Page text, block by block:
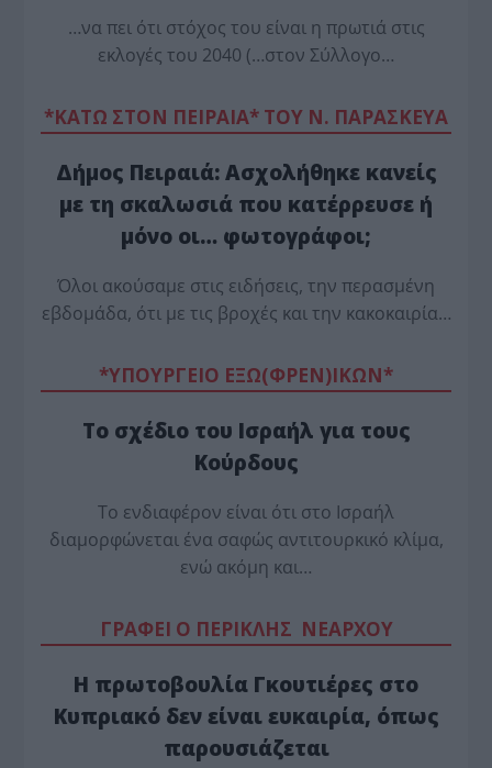
…να πει ότι στόχος του είναι η πρωτιά στις
εκλογές του 2040 (…στον Σύλλογο…
*ΚΑΤΩ ΣΤΟΝ ΠΕΙΡΑΙΑ* ΤΟΥ Ν. ΠΑΡΑΣΚΕΥΑ
Δήμος Πειραιά: Ασχολήθηκε κανείς
με τη σκαλωσιά που κατέρρευσε ή
μόνο οι… φωτογράφοι;
Όλοι ακούσαμε στις ειδήσεις, την περασμένη
εβδομάδα, ότι με τις βροχές και την κακοκαιρία…
*ΥΠΟΥΡΓΕΙΟ ΕΞΩ(ΦΡΕΝ)ΙΚΩΝ*
Το σχέδιο του Ισραήλ για τους
Κούρδους
Το ενδιαφέρον είναι ότι στο Ισραήλ
διαμορφώνεται ένα σαφώς αντιτουρκικό κλίμα,
ενώ ακόμη και…
ΓΡΑΦΕΙ Ο ΠΕΡΙΚΛΗΣ ΝΕΑΡΧΟΥ
Η πρωτοβουλία Γκουτιέρες στο
Κυπριακό δεν είναι ευκαιρία, όπως
παρουσιάζεται